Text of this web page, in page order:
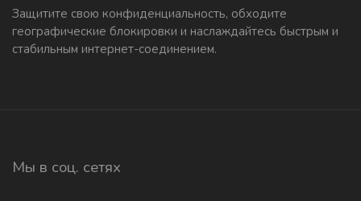
Защитите свою конфиденциальность, обходите
географические блокировки и наслаждайтесь быстрым и
стабильным интернет-соединением.
Мы в соц. сетях